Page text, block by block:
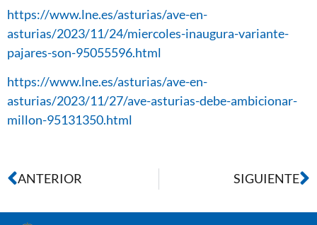
https://www.lne.es/asturias/ave-en-
asturias/2023/11/24/miercoles-inaugura-variante-
pajares-son-95055596.html
https://www.lne.es/asturias/ave-en-
asturias/2023/11/27/ave-asturias-debe-ambicionar-
millon-95131350.html
ANTERIOR SIGUIENTE